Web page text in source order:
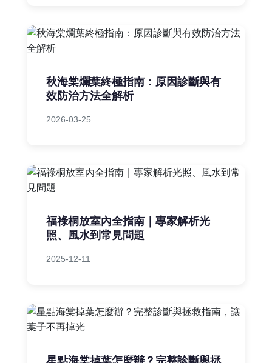
秋海棠爛葉終極指南：原因診斷與有
效防治方法全解析
2026-03-25
福祿桐放室內全指南｜專家解析光
照、風水到常見問題
2025-12-11